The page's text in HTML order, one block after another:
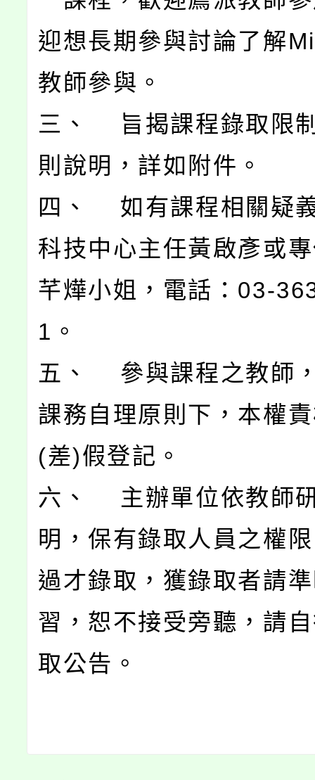
迎想長期參與討論了解
教師參與。
三、 旨揭課程錄取限
則說明，詳如附件。
四、 如有課程相關疑
科技中心主任黃啟彥或
芊燁小姐，電話：03-
1。
五、 參與課程之教師
課務自理原則下，本權
(差)假登記。
六、 主辦單位依教師
明，保有錄取人員之權
過才錄取，獲錄取者請
習，恕不接受旁聽，請
取公告。